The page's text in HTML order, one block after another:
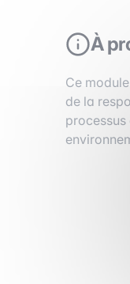
À
Ce
de la
processus